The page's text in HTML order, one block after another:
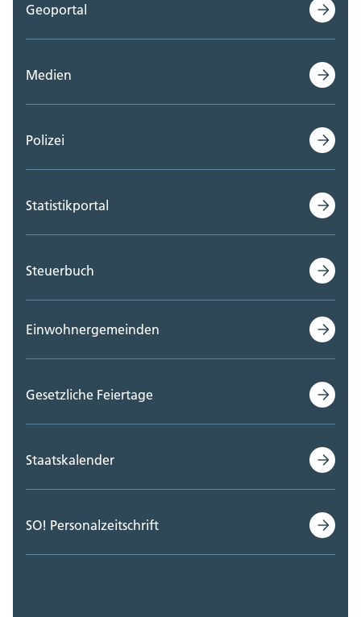
Geoportal
Medien
Polizei
Statistikportal
Steuerbuch
Einwohnergemeinden
Gesetzliche Feiertage
Staatskalender
SO! Personalzeitschrift